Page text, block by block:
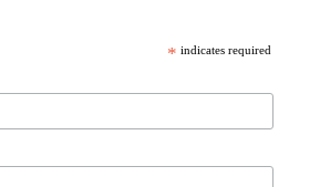
* indicates required